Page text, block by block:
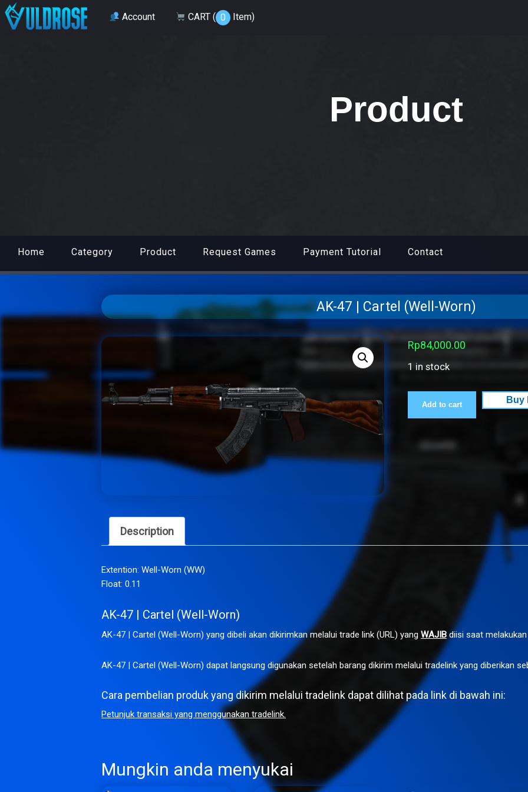
Account CART ( 0 Item)
Product
Home Category Product Request Games Payment Tutorial Contact
AK-47 | Cartel (Well-Worn)
Rp84,000.00
1 in stock
47
Cartel
Add to cart Buy
Description
Extention: Well-Worn (WW)
Float: 0.11
AK-47 | Cartel (Well-Worn)
AK-47 | Cartel (Well-Worn) yang dibeli akan dikirimkan melalui trade link (URL) yang WAJIBdiisi saat
AK-47 | Cartel (Well-Worn) dapat langsung digunakan setelah barang dikirim melalui tradelink yang diberikan
Cara pembelian produk yang dikirim melalui tradelink dapat dilihat pada link di bawah ini:
Petunjuk transaksi yang menggunakan tradelink.
Mungkin anda menyukai